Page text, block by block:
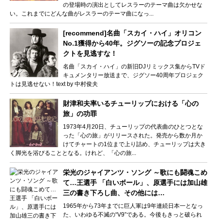
の登場時の演出としてレスラーのテーマ曲は欠かせな
い。これまでにどんな曲がレスラーのテーマ曲になっ...
[recommend]名曲「スカイ・ハイ」オリコン
No.1獲得から40年。ジグソーの記念プロジェ
クトを見逃すな！
名曲「スカイ・ハイ」の新旧DJリミックス集からTVド
キュメンタリー放送まで、ジグソー40周年プロジェク
トは見逃せない！text by 中村俊夫
財津和夫率いるチューリップにおける「心の
旅」の功罪
1973年4月20日、チューリップの代表曲のひとつとな
った「心の旅」がリリースされた。発売から数か月か
けてチャートの1位まで上り詰め、チューリップは大き
く脚光を浴びることとなる。けれど、「心の旅...
栄光のジャイアンツ・ソング ～歌にも闘魂こめ
て…王選手 「白いボール」、原選手には加山雄
三の書き下ろし曲、その他には…
1965年から73年までに巨人軍は9年連続日本一となっ
た、いわゆる不滅の“V9”である。今後もきっと破られ